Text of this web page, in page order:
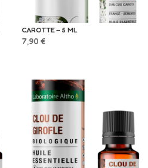
CAROTTE – 5 ML
7,90 €